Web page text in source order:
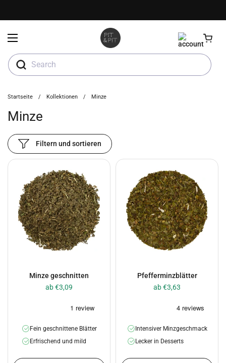
Search
Menü öffnen
Startseite / Kollektionen / Minze
Minze
Filtern und sortieren
Minze geschnitten
ab €3,09
Fein geschnittene Blätter
Erfrischend und mild
Pfefferminzblätter
ab €3,63
Intensiver Minzgeschmack
Lecker in Desserts